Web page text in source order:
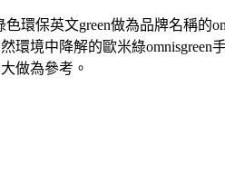
環保英文green做為品牌名稱的
境中降解的歐米綠omnisgreen
做為參考。